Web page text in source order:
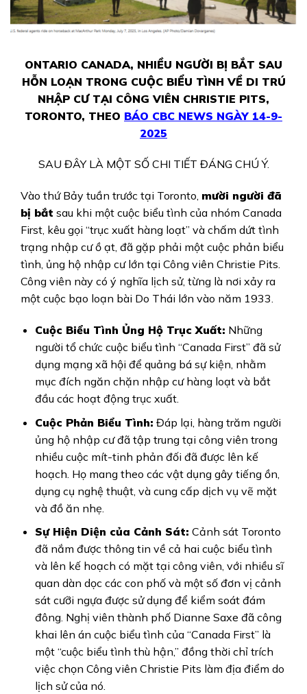
ONTARIO CANADA, NHIỀU NGƯỜI BỊ BẮT SAU
HỖN LOẠN TRONG CUỘC BIỂU TÌNH VỀ DI TRÚ
NHẬP CƯ TẠI CÔNG VIÊN CHRISTIE PITS,
TORONTO, THEO BÁO CBC NEWS NGÀY 14-9-
2025
SAU ĐÂY LÀ MỘT SỐ CHI TIẾT ĐÁNG CHÚ Ý.
Vào thứ Bảy tuần trước tại Toronto, mười người đã
bị bắt sau khi một cuộc biểu tình của nhóm Canada
First, kêu gọi “trục xuất hàng loạt” và chấm dứt tình
trạng nhập cư ồ ạt, đã gặp phải một cuộc phản biểu
tình, ủng hộ nhập cư lớn tại Công viên Christie Pits.
Công viên này có ý nghĩa lịch sử, từng là nơi xảy ra
một cuộc bạo loạn bài Do Thái lớn vào năm 1933.
Cuộc Biểu Tình Ủng Hộ Trục Xuất: Những
người tổ chức cuộc biểu tình “Canada First” đã sử
dụng mạng xã hội để quảng bá sự kiện, nhằm
mục đích ngăn chặn nhập cư hàng loạt và bắt
đầu các hoạt động trục xuất.
Cuộc Phản Biểu Tình: Đáp lại, hàng trăm người
ủng hộ nhập cư đã tập trung tại công viên trong
nhiều cuộc mít-tinh phản đối đã được lên kế
hoạch. Họ mang theo các vật dụng gây tiếng ồn,
dụng cụ nghệ thuật, và cung cấp dịch vụ vẽ mặt
và đồ ăn nhẹ.
Sự Hiện Diện của Cảnh Sát: Cảnh sát Toronto
đã nắm được thông tin về cả hai cuộc biểu tình
và lên kế hoạch có mặt tại công viên, với nhiều sĩ
quan dàn dọc các con phố và một số đơn vị cảnh
sát cưỡi ngựa được sử dụng để kiểm soát đám
đông. Nghị viên thành phố Dianne Saxe đã công
khai lên án cuộc biểu tình của “Canada First” là
một “cuộc biểu tình thù hận,” đồng thời chỉ trích
việc chọn Công viên Christie Pits làm địa điểm do
lịch sử của nó.